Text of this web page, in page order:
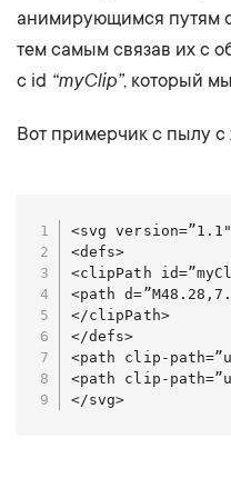
анимирующимся путям
тем самым связав их с
c id “myClip”, который
Вот примерчик с пылу с
<svg
<defs>
<clipPath
<path
</clipPath>
</defs>
<path clip-
<path clip-
</svg>